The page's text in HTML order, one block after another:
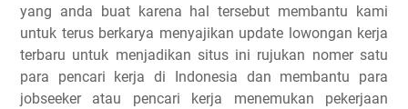
yang anda buat karena hal tersebut membantu kami
untuk terus berkarya menyajikan update lowongan kerja
terbaru untuk menjadikan situs ini rujukan nomer satu
para pencari kerja di Indonesia dan membantu para
jobseeker atau pencari kerja menemukan pekerjaan